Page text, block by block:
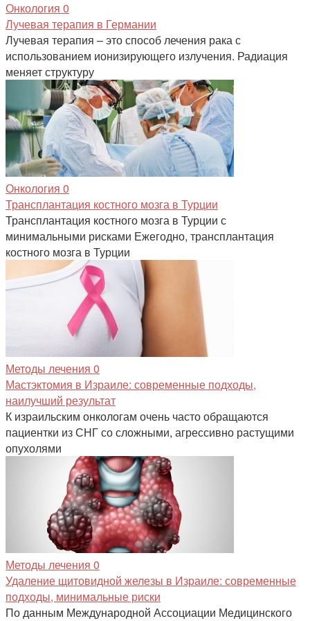
Онкология 0
Лучевая терапия в Германии
Лучевая терапия – это способ лечения рака с
использованием ионизирующего излучения. Радиация
меняет структуру
Онкология 0
Трансплантация костного мозга в Турции
Трансплантация костного мозга в Турции с
минимальными рисками Ежегодно, трансплантация
костного мозга в Турции
Методы лечения 0
Мастэктомия в Израиле: современные подходы,
наилучший результат
К израильским онкологам очень часто обращаются
пациентки из СНГ со сложными, агрессивно растущими
опухолями
Методы лечения 0
Удаление щитовидной железы в Израиле: современные
подходы, минимальные риски
По данным Международной Ассоциации Медицинского